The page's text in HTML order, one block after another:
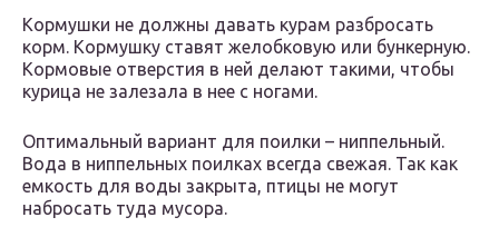
Кормушки не должны давать курам разбросать
корм. Кормушку ставят желобковую или бункерную.
Кормовые отверстия в ней делают такими, чтобы
курица не залезала в нее с ногами.
Оптимальный вариант для поилки – ниппельный.
Вода в ниппельных поилках всегда свежая. Так как
емкость для воды закрыта, птицы не могут
набросать туда мусора.